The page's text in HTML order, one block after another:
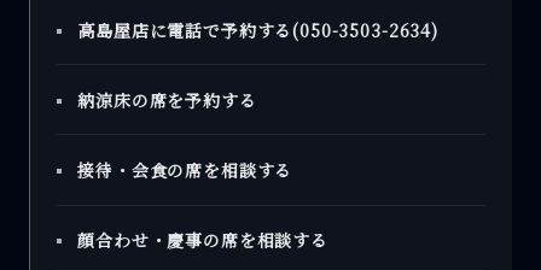
高島屋店に電話で予約する(050-3503-2634)
納涼床の席を予約する
接待・会食の席を相談する
顔合わせ・慶事の席を相談する